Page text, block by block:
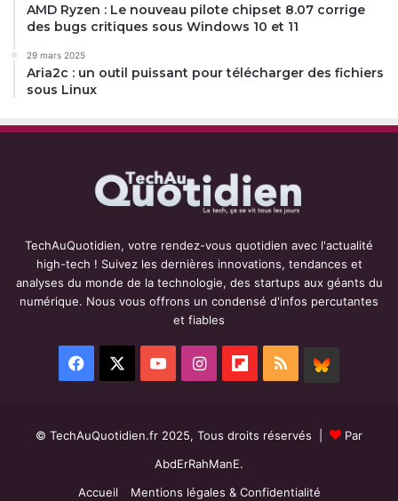
AMD Ryzen : Le nouveau pilote chipset 8.07 corrige
des bugs critiques sous Windows 10 et 11
29 mars 2025
Aria2c : un outil puissant pour télécharger des fichiers
sous Linux
TechAuQuotidien, votre rendez-vous quotidien avec l'actualité
high-tech ! Suivez les dernières innovations, tendances et
analyses du monde de la technologie, des startups aux géants du
numérique. Nous vous offrons un condensé d'infos percutantes
et fiables
Facebook YouTubeInstagramFlipboard
RSS
© TechAuQuotidien.fr 2025, Tous droits réservés |
Par
AbdErRahManE.
Accueil
Mentions légales & Confidentialité